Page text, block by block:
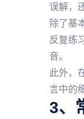
误解，
除了基
反复练
音。
此外，
言中的
3、